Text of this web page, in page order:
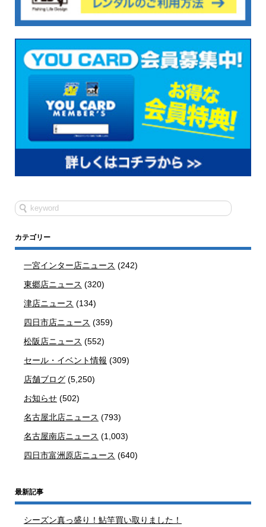
カテゴリー
一宮インター店ニュース (242)
東郷店ニュース (320)
津店ニュース (134)
四日市店ニュース (359)
松阪店ニュース (552)
セール・イベント情報 (309)
店舗ブログ (5,250)
お知らせ (502)
名古屋北店ニュース (793)
名古屋南店ニュース (1,003)
四日市富洲原店ニュース (640)
最新記事
シーズン真っ盛り！鮎竿買い取りました！